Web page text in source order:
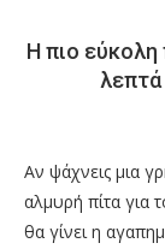
Η πιο εύκολη
λεπτά
Αν ψάχνεις μια
αλμυρή πίτα για
θα γίνει η